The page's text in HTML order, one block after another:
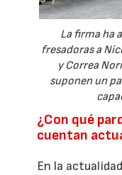
La firma ha
fresadoras a
y Correa
suponen un
¿Con qué
cuentan
En la